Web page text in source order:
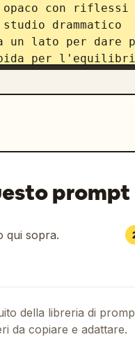
con
drammatico
un lato per dare
per
per il contrasto
“ ARANCIA PURA.
moderna,
prompt
qui sopra.
della libreria di
da copiare e adattare.